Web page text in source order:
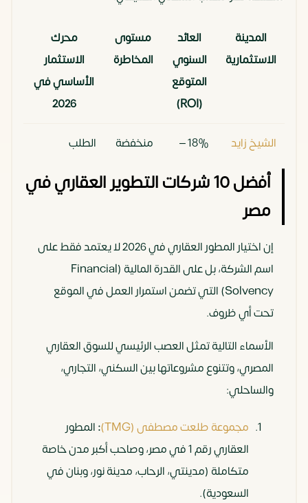
المدينة
الاستثمارية
العائد
السنوي
المتوقع
(ROI)
مستوى
المخاطرة
محرك
الاستثمار
الأساسي في
2026
الشيخ زايد
الجديدة)
18% –
منخفضة
الطلب
المستقر
المستقبل
سيتي
25% –
30%
متوسطة
تحولها لمركز
سكني ذكي
الخامس.
العاصمة
الإدارية
25%
الكامل
لمنطقة
الوزارات
أفضل 10 شركات التطوير العقاري في
مصر
إن اختيار المطور العقاري في 2026 لا يعتمد فقط على
اسم الشركة، بل على القدرة المالية (Financial
Solvency) التي تضمن استمرار العمل في الموقع
تحت أي ظروف.
الأسماء التالية تمثل العصب الرئيسي للسوق العقاري
المصري، وتتنوع مشروعاتها بين السكني، التجاري،
والساحلي:
مجموعة طلعت مصطفى (TMG) :المطور
العقاري رقم 1 في مصر، وصاحب أكبر مدن خاصة
متكاملة (مدينتي، الرحاب، مدينة نور، وبنان في
السعودية).